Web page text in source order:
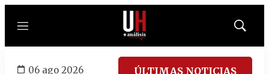
Menú
Mostrar
06 ago 2026 ÚLTIMAS NOTICIAS